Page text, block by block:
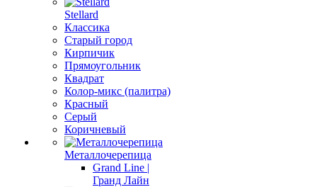
Stellard
Классика
Старый город
Кирпичик
Прямоугольник
Квадрат
Колор-микс (палитра)
Красный
Серый
Коричневый
Металлочерепица
Grand Line |
Гранд Лайн